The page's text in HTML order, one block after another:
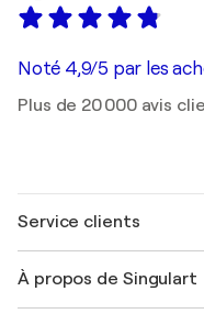
Noté 4,9/5 par les
Plus de 20 000 avis
Service clients
Expédition
À propos de Singulart